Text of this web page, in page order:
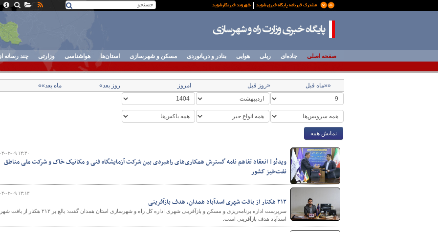
صفحه اصلی جاده‌ای ریلی هوایی بنادر و دریانوردی مسکن و شهرسازی استان‌ها هواشناسی وزارتی چند رسانه
««ماه قبل «روز قبل امروز روز بعد» ماه بعد»»
نمایش همه
۱۴۰۴-۰۲-۰۹
ویدئو| انعقاد تفاهم نامه گسترش همکاری‌های راهبردی بین شرکت آزمایشگاه فنی و مکانیک خاک و شرکت ملی مناطق
نفت‌خیز کشور
۱۴۰۴-۰۲-۰۹
۲۱۲ هکتار از بافت شهری اسدآباد همدان، هدف بازآفرینی
سرپرست اداره برنامه‌ریزی و مسکن و بازآفرینی شهری اداره کل راه و شهرسازی استان همدان گفت: بالغ‌ بر ۲۱۲
اسدآباد هدف بازآفرینی است.